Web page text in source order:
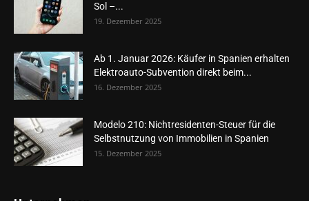
Sol –...
19. Dezember 2025
Ab 1. Januar 2026: Käufer in Spanien erhalten
Elektroauto-Subvention direkt beim...
16. Dezember 2025
Modelo 210: Nichtresidenten-Steuer für die
Selbstnutzung von Immobilien in Spanien
15. Dezember 2025